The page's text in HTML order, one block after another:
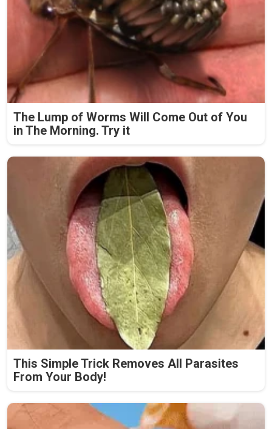
The Lump of Worms Will Come Out of You
in The Morning. Try it
This Simple Trick Removes All Parasites
From Your Body!